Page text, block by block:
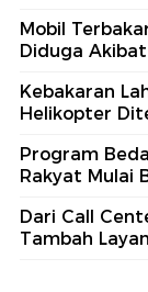
Mobil
Diduga
Kebakaran
Helikopter
Program
Rakyat Mulai
Dari Call
Tambah